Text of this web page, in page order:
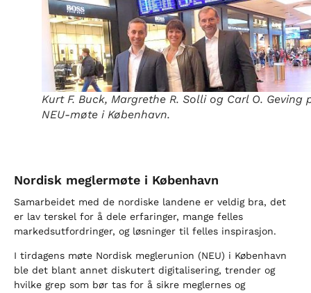
Kurt F. Buck, Margrethe R. Solli og Carl O. Geving
NEU-møte i København.
Nordisk meglermøte i København
Samarbeidet med de nordiske landene er veldig bra, det
er lav terskel for å dele erfaringer, mange felles
markedsutfordringer, og løsninger til felles inspirasjon.
I tirdagens møte Nordisk meglerunion (NEU) i København
ble det blant annet diskutert digitalisering, trender og
hvilke grep som bør tas for å sikre meglernes og